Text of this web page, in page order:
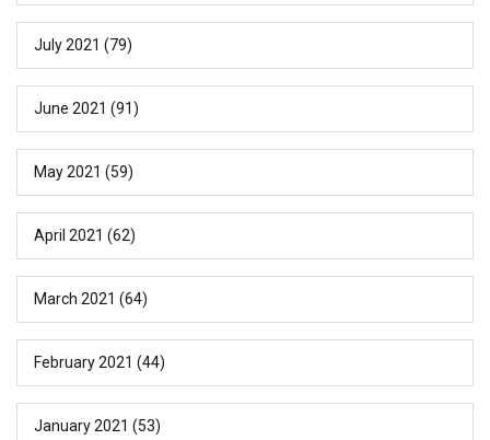
July 2021 (79)
June 2021 (91)
May 2021 (59)
April 2021 (62)
March 2021 (64)
February 2021 (44)
January 2021 (53)